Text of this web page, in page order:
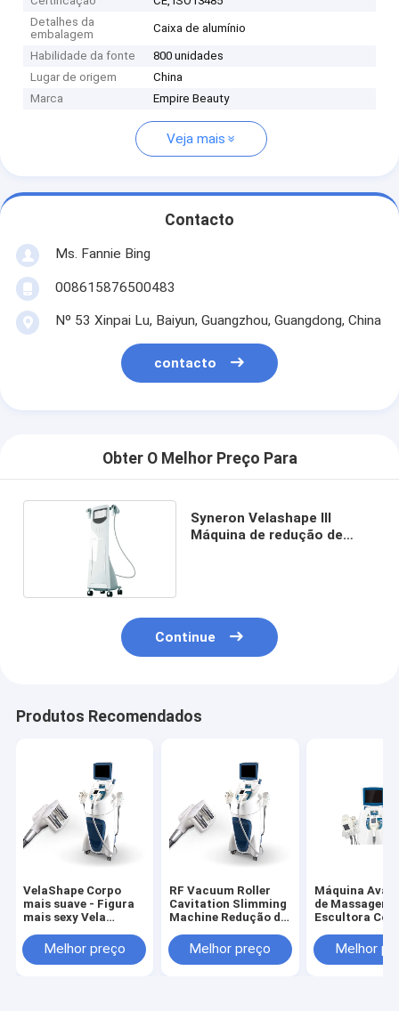
Detalhes da
embalagem
Caixa de alumínio
Habilidade da fonte
800 unidades
Lugar de origem
China
Marca
Empire Beauty
Veja mais
Contacto
Ms. Fannie Bing
008615876500483
Nº 53 Xinpai Lu, Baiyun, Guangzhou, Guangdong, China
contacto
Obter O Melhor Preço Para
Syneron Velashape III
Máquina de redução de
Continue
Produtos Recomendados
VelaShape Corpo
mais suave - Figura
mais sexy Vela
do corpo mais suave
Melhor preço
RF Vacuum Roller
Cavitation Slimming
Machine Redução de
Perda de peso Pele
apertada Corpo
Melhor preço
Máquina
de Massagem
Escultora
Ultrassônica,
Vácuo,
Melhor